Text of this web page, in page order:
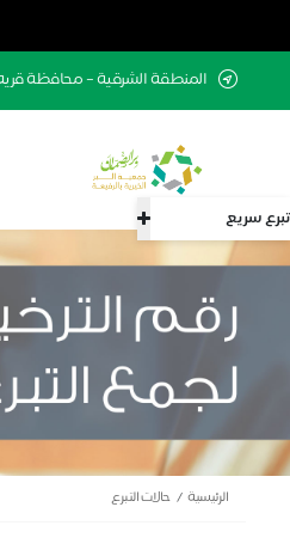
تبرع سريع
المنطقة الشرقية – محافظة قريه
الرئيسية حالات التبرع